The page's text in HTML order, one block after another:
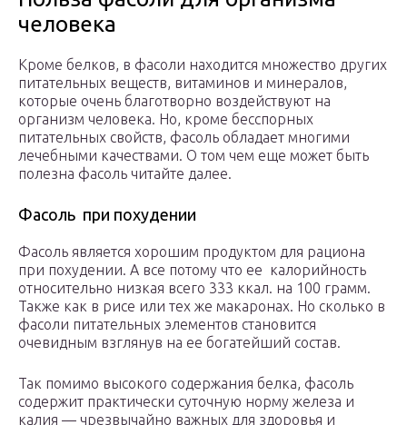
человека
Кроме белков, в фасоли находится множество других
питательных веществ, витаминов и минералов,
которые очень благотворно воздействуют на
организм человека. Но, кроме бесспорных
питательных свойств, фасоль обладает многими
лечебными качествами. О том чем еще может быть
полезна фасоль читайте далее.
Фасоль при похудении
Фасоль является хорошим продуктом для рациона
при похудении. А все потому что ее калорийность
относительно низкая всего 333 ккал. на 100 грамм.
Также как в рисе или тех же макаронах. Но сколько в
фасоли питательных элементов становится
очевидным взглянув на ее богатейший состав.
Так помимо высокого содержания белка, фасоль
содержит практически суточную норму железа и
калия — чрезвычайно важных для здоровья и